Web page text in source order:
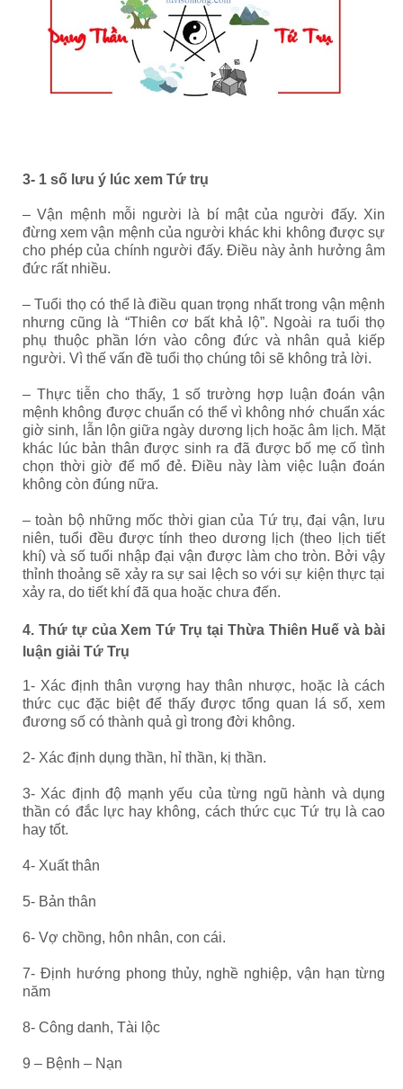
3- 1 số lưu ý lúc xem Tứ trụ
– Vận mệnh mỗi người là bí mật của người đấy. Xin
đừng xem vận mệnh của người khác khi không được sự
cho phép của chính người đấy. Điều này ảnh hưởng âm
đức rất nhiều.
– Tuổi thọ có thể là điều quan trọng nhất trong vận mệnh
nhưng cũng là “Thiên cơ bất khả lộ”. Ngoài ra tuổi thọ
phụ thuộc phần lớn vào công đức và nhân quả kiếp
người. Vì thế vấn đề tuổi thọ chúng tôi sẽ không trả lời.
– Thực tiễn cho thấy, 1 số trường hợp luận đoán vận
mệnh không được chuẩn có thể vì không nhớ chuẩn xác
giờ sinh, lẫn lộn giữa ngày dương lịch hoặc âm lịch. Mặt
khác lúc bản thân được sinh ra đã được bố mẹ cố tình
chọn thời giờ để mổ đẻ. Điều này làm việc luận đoán
không còn đúng nữa.
– toàn bộ những mốc thời gian của Tứ trụ, đại vận, lưu
niên, tuổi đều được tính theo dương lịch (theo lịch tiết
khí) và số tuổi nhập đại vận được làm cho tròn. Bởi vậy
thỉnh thoảng sẽ xảy ra sự sai lệch so với sự kiện thực tại
xảy ra, do tiết khí đã qua hoặc chưa đến.
4. Thứ tự của Xem Tứ Trụ tại Thừa Thiên Huế và bài
luận giải Tứ Trụ
1- Xác định thân vượng hay thân nhược, hoặc là cách
thức cục đặc biệt để thấy được tổng quan lá số, xem
đương số có thành quả gì trong đời không.
2- Xác định dụng thần, hỉ thần, kị thần.
3- Xác định độ mạnh yếu của từng ngũ hành và dụng
thần có đắc lực hay không, cách thức cục Tứ trụ là cao
hay tốt.
4- Xuất thân
5- Bản thân
6- Vợ chồng, hôn nhân, con cái.
7- Định hướng phong thủy, nghề nghiệp, vận hạn từng
năm
8- Công danh, Tài lộc
9 – Bệnh – Nạn